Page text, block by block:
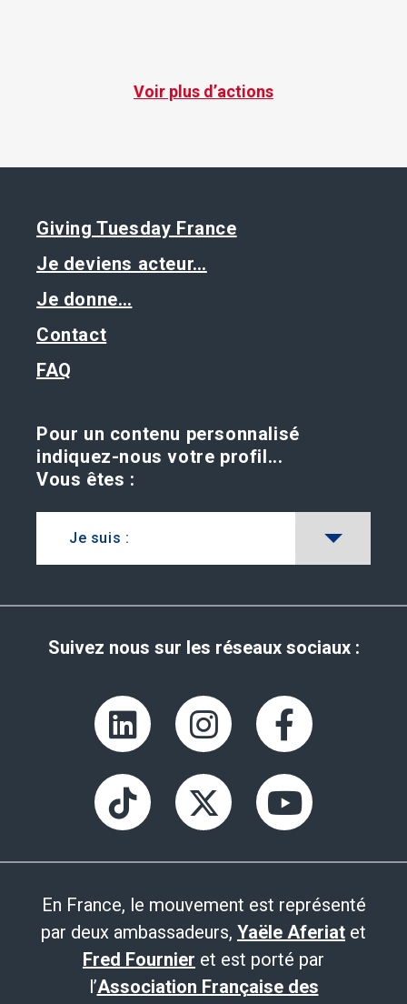
Voir plus d’actions
Giving Tuesday France
Je deviens acteur…
Je donne…
Contact
FAQ
Pour un contenu personnalisé
indiquez-nous votre profil...
Vous êtes :
Je suis :
Suivez nous sur les réseaux sociaux :
En France, le mouvement est représenté
par deux ambassadeurs, Yaële Aferiat et
Fred Fournier et est porté par
l’Association Française des